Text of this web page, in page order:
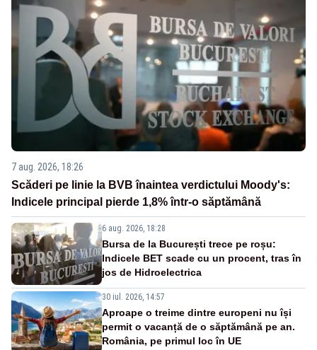
7 aug. 2026, 18:26
Scăderi pe linie la BVB înaintea verdictului Moody's:
Indicele principal pierde 1,8% într-o săptămână
6 aug. 2026, 18:28
Bursa de la București trece pe roșu:
Indicele BET scade cu un procent, tras în
jos de Hidroelectrica
30 iul. 2026, 14:57
Aproape o treime dintre europeni nu își
permit o vacanță de o săptămână pe an.
România, pe primul loc în UE